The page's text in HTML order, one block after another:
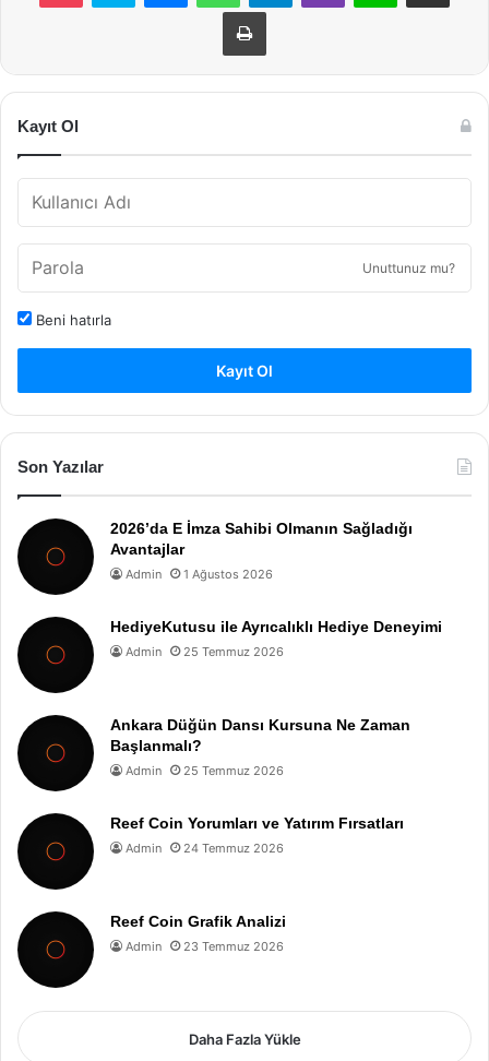
Yazdır
Kayıt Ol
Unuttunuz mu?
Beni hatırla
Kayıt Ol
Son Yazılar
2026’da E İmza Sahibi Olmanın Sağladığı
Avantajlar
Admin 1 Ağustos 2026
HediyeKutusu ile Ayrıcalıklı Hediye Deneyimi
Admin 25 Temmuz 2026
Ankara Düğün Dansı Kursuna Ne Zaman
Başlanmalı?
Admin 25 Temmuz 2026
Reef Coin Yorumları ve Yatırım Fırsatları
Admin 24 Temmuz 2026
Reef Coin Grafik Analizi
Admin 23 Temmuz 2026
Daha Fazla Yükle